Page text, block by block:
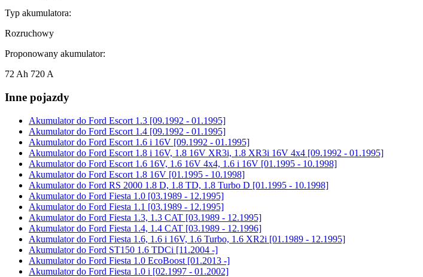
Typ akumulatora:
Rozruchowy
Proponowany akumulator:
72 Ah 720 A
Inne pojazdy
Akumulator do Ford Escort 1.3 [09.1992 - 01.1995]
Akumulator do Ford Escort 1.4 [09.1992 - 01.1995]
Akumulator do Ford Escort 1.6 i 16V [09.1992 - 01.1995]
Akumulator do Ford Escort 1.8 i 16V, 1.8 16V XR3i, 1.8 XR3i 16V 4x4 [09.1992 - 01.1995]
Akumulator do Ford Escort 1.6 16V, 1.6 16V 4x4, 1.6 i 16V [01.1995 - 10.1998]
Akumulator do Ford Escort 1.8 16V [01.1995 - 10.1998]
Akumulator do Ford RS 2000 1.8 D, 1.8 TD, 1.8 Turbo D [01.1995 - 10.1998]
Akumulator do Ford Fiesta 1.0 [03.1989 - 12.1995]
Akumulator do Ford Fiesta 1.1 [03.1989 - 12.1995]
Akumulator do Ford Fiesta 1.3, 1.3 CAT [03.1989 - 12.1995]
Akumulator do Ford Fiesta 1.4, 1.4 CAT [03.1989 - 12.1996]
Akumulator do Ford Fiesta 1.6, 1.6 i 16V, 1.6 Turbo, 1.6 XR2i [01.1989 - 12.1995]
Akumulator do Ford ST150 1.6 TDCi [11.2004 -]
Akumulator do Ford Fiesta 1.0 EcoBoost [01.2013 -]
Akumulator do Ford Fiesta 1.0 i [02.1997 - 01.2002]